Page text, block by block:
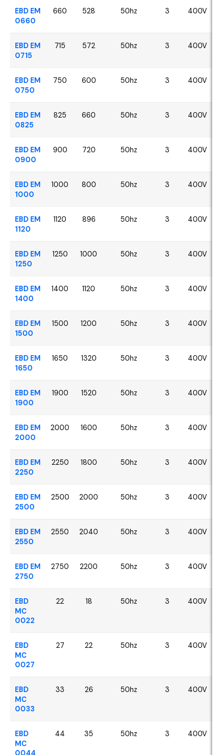
EBD EM
0660
660 528 50hz 3 400V
EBD EM
0715
715 572 50hz 3 400V
EBD EM
0750
750 600 50hz 3 400V
EBD EM
0825
825 660 50hz 3 400V
EBD EM
0900
900 720 50hz 3 400V
EBD EM
1000
1000 800 50hz 3 400V
EBD EM
1120
1120 896 50hz 3 400V
EBD EM
1250
1250 1000 50hz 3 400V
EBD EM
1400
1400 1120 50hz 3 400V
EBD EM
1500
1500 1200 50hz 3 400V
EBD EM
1650
1650 1320 50hz 3 400V
EBD EM
1900
1900 1520 50hz 3 400V
EBD EM
2000
2000 1600 50hz 3 400V
EBD EM
2250
2250 1800 50hz 3 400V
EBD EM
2500
2500 2000 50hz 3 400V
EBD EM
2550
2550 2040 50hz 3 400V
EBD EM
2750
2750 2200 50hz 3 400V
EBD
MC
0022
22 18 50hz 3 400V
EBD
MC
0027
27 22 50hz 3 400V
EBD
MC
0033
33 26 50hz 3 400V
EBD
MC
0044
44 35 50hz 3 400V